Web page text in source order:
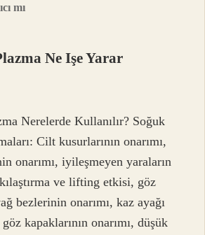
mı
Ne Işe Yarar
Nerelerde Kullanılır? Soğuk
Cilt kusurlarının onarımı,
onarımı, iyileşmeyen yaraların
ve lifting etkisi, göz
bezlerinin onarımı, kaz ayağı
kapaklarının onarımı, düşük